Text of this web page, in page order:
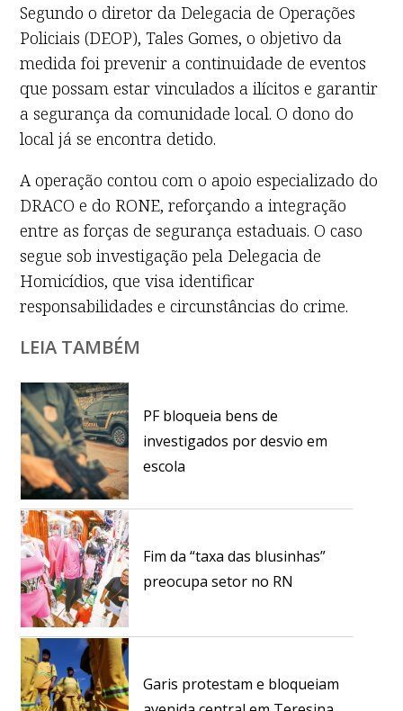
Segundo o diretor da Delegacia de Operações
Policiais (DEOP), Tales Gomes, o objetivo da
medida foi prevenir a continuidade de eventos
que possam estar vinculados a ilícitos e garantir
a segurança da comunidade local. O dono do
local já se encontra detido.
A operação contou com o apoio especializado do
DRACO e do RONE, reforçando a integração
entre as forças de segurança estaduais. O caso
segue sob investigação pela Delegacia de
Homicídios, que visa identificar
responsabilidades e circunstâncias do crime.
LEIA TAMBÉM
PF bloqueia bens de
investigados por desvio em
escola
Fim da “taxa das blusinhas”
preocupa setor no RN
Garis protestam e bloqueiam